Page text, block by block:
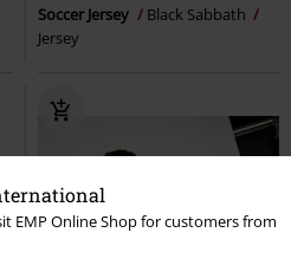
EMP Online Shop for customers from
Soccer Jersey
Black Sabbath
Jersey